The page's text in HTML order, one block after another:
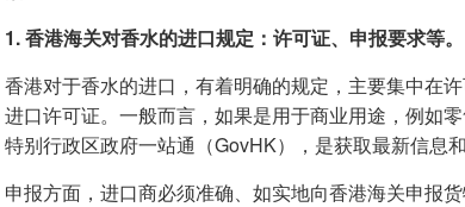
1. 香港海关对香水的进口规定：许可证、申报要求等。
香港对于香水的进口，有着明确的规定，主要集中在
进口许可证。一般而言，如果是用于商业用途，例如
特别行政区政府一站通（GovHK），是获取最新信息
申报方面，进口商必须准确、如实地向香港海关申报